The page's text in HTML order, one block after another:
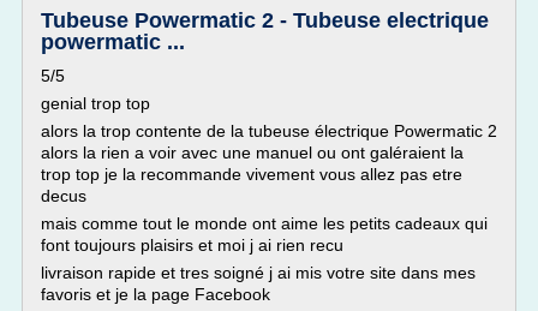
Tubeuse Powermatic 2 - Tubeuse electrique
powermatic ...
5/5
genial trop top
alors la trop contente de la tubeuse électrique Powermatic 2
alors la rien a voir avec une manuel ou ont galéraient la
trop top je la recommande vivement vous allez pas etre
decus
mais comme tout le monde ont aime les petits cadeaux qui
font toujours plaisirs et moi j ai rien recu
livraison rapide et tres soigné j ai mis votre site dans mes
favoris et je la page Facebook